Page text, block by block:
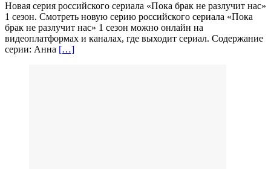
Новая серия российского сериала «Пока брак не разлучит нас»
1 сезон. Смотреть новую серию российского сериала «Пока
брак не разлучит нас» 1 сезон можно онлайн на
видеоплатформах и каналах, где выходит сериал. Содержание
серии: Анна […]